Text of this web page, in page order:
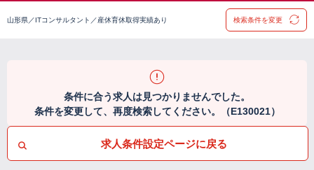
山形県／ITコンサルタント／産休育休取得実績あり 検索条件を変更
条件に合う求人は見つかりませんでした。
条件を変更して、再度検索してください。（E130021）
求人条件設定ページに戻る